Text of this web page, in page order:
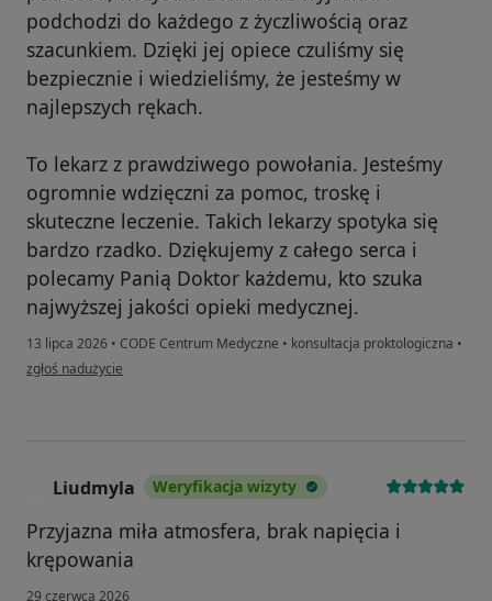
podchodzi do każdego z życzliwością oraz
szacunkiem. Dzięki jej opiece czuliśmy się
bezpiecznie i wiedzieliśmy, że jesteśmy w
najlepszych rękach.
To lekarz z prawdziwego powołania. Jesteśmy
ogromnie wdzięczni za pomoc, troskę i
skuteczne leczenie. Takich lekarzy spotyka się
bardzo rzadko. Dziękujemy z całego serca i
polecamy Panią Doktor każdemu, kto szuka
najwyższej jakości opieki medycznej.
13 lipca 2026 • CODE Centrum Medyczne • konsultacja proktologiczna •
w opinii użytkownika Żaneta
zgłoś nadużycie
Liudmyla Weryfikacja wizyty
Przyjazna miła atmosfera, brak napięcia i
krępowania
29 czerwca 2026